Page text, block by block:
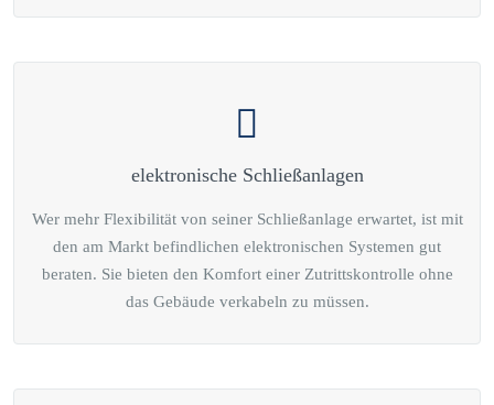
elektronische Schließanlagen
Wer mehr Flexibilität von seiner Schließanlage erwartet, ist mit
den am Markt befindlichen elektronischen Systemen gut
beraten. Sie bieten den Komfort einer Zutrittskontrolle ohne
das Gebäude verkabeln zu müssen.